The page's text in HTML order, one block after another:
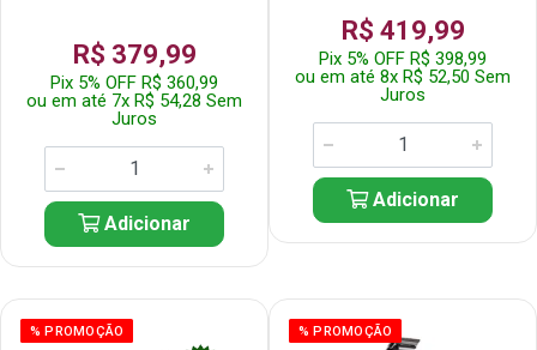
R$ 379,99
Pix 5% OFF R$ 360,99
ou em até 7x R$ 54,28 Sem
Juros
Adicionar
R$ 419,99
Pix 5% OFF R$ 398,99
ou em até 8x R$ 52,50 Sem
Juros
Adicionar
% PROMOÇÃO % PROMOÇÃO